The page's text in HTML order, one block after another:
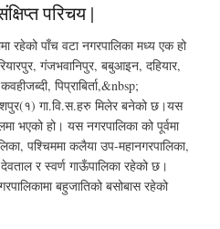
परिचय |
रहेको पाँच वटा नगरपालिका मध्य एक हो
गंजभवानिपुर, बबुआइन, दहियार,
पिप्राबिर्ता,&nbsp;
गा.वि.स.हरु मिलेर बनेको छ।यस
भएको हो। यस नगरपालिका को पूर्वमा
पश्‍चिममा कलैया उप-महानगरपालिका,
देवताल र स्वर्ण गाऊँपालिका रहेको छ।
बहुजातिको बसोबास रहेको